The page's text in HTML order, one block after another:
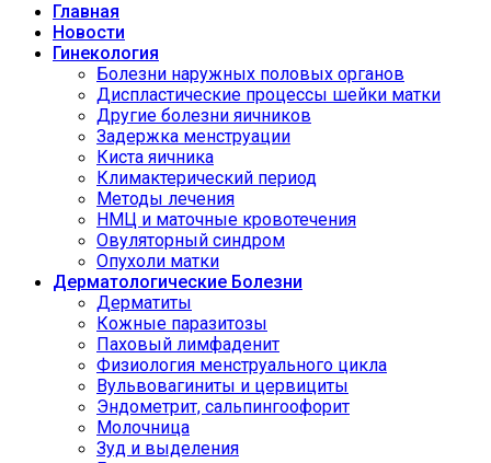
Главная
Новости
Гинекология
Болезни наружных половых органов
Диспластические процессы шейки матки
Другие болезни яичников
Задержка менструации
Киста яичника
Климактерический период
Методы лечения
НМЦ и маточные кровотечения
Овуляторный синдром
Опухоли матки
Дерматологические Болезни
Дерматиты
Кожные паразитозы
Паховый лимфаденит
Физиология менструального цикла
Вульвовагиниты и цервициты
Эндометрит, сальпингоофорит
Молочница
Зуд и выделения